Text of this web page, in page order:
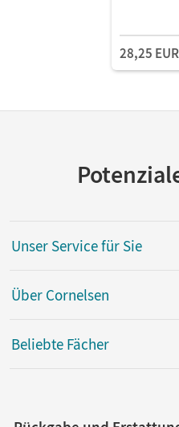
28,25 EUR
Unser Service für Sie
Über Cornelsen
Beliebte Fächer